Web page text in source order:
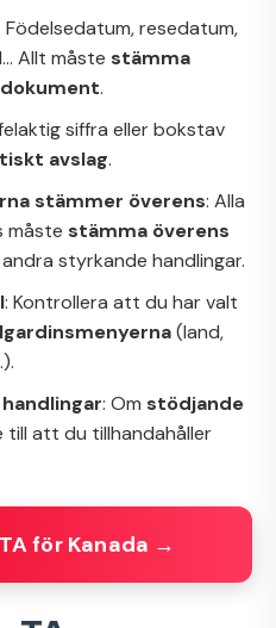
Födelsedatum, resedatum,
Allt måste stämma
.
siffra eller bokstav
avslag.
stämmer överens: Alla
måste stämma överens
styrkande handlingar.
: Kontrollera att du har valt
(land,
: Om stödjande
till att du tillhandahåller
för Kanada →